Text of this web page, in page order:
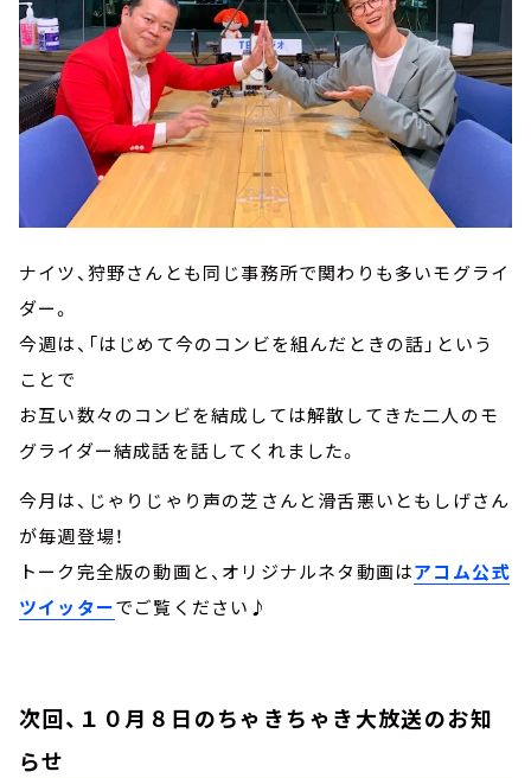
ナイツ、狩野さんとも同じ事務所で関わりも多いモグライ
ダー。
今週は、「はじめて今のコンビを組んだときの話」という
ことで
お互い数々のコンビを結成しては解散してきた二人のモ
グライダー結成話を話してくれました。
今月は、じゃりじゃり声の芝さんと滑舌悪いともしげさん
が毎週登場！
トーク完全版の動画と、オリジナルネタ動画はアコム公式
ツイッターでご覧ください♪
次回、１０月８日のちゃきちゃき大放送のお知
らせ